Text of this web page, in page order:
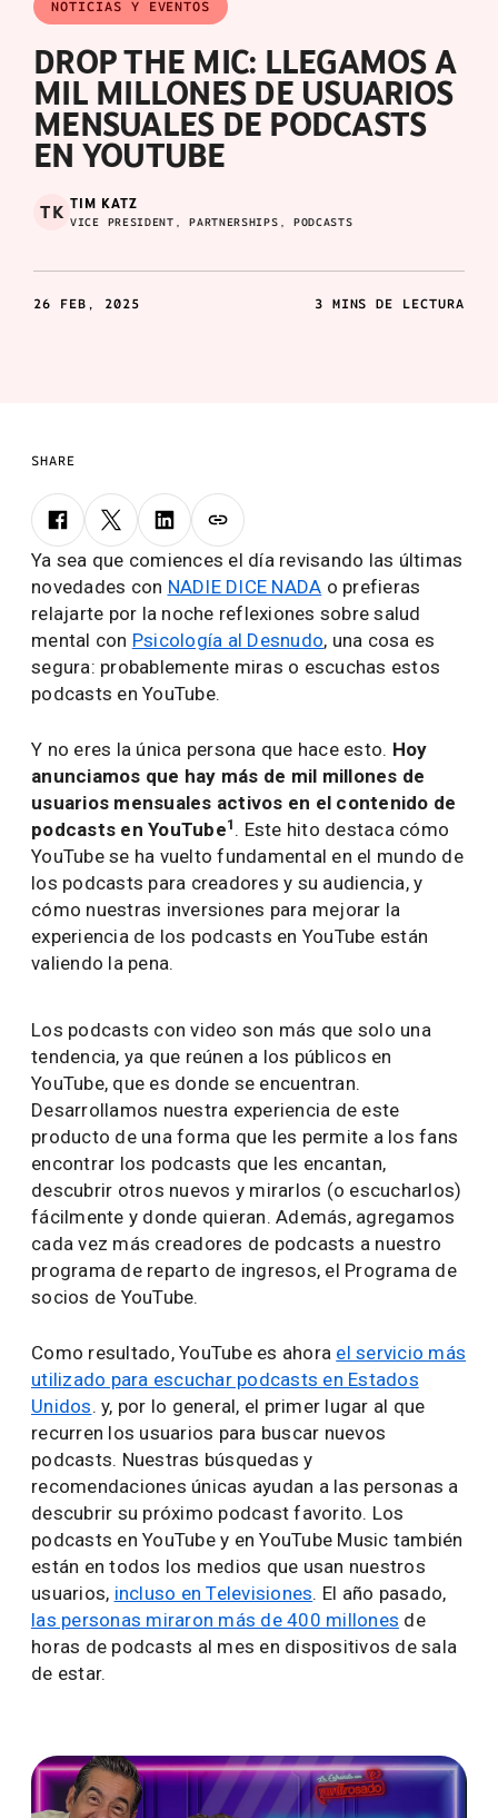
NOTICIAS Y EVENTOS
DROP THE MIC: LLEGAMOS A
MIL MILLONES DE USUARIOS
MENSUALES DE PODCASTS
EN YOUTUBE
TK TIM KATZ
VICE PRESIDENT, PARTNERSHIPS, PODCASTS
26 FEB, 2025 3 MINS DE LECTURA
SHARE
Ya sea que comiences el día revisando las últimas
novedades con NADIE DICE NADA o prefieras
relajarte por la noche reflexiones sobre salud
mental con Psicología al Desnudo, una cosa es
segura: probablemente miras o escuchas estos
podcasts en YouTube.
Y no eres la única persona que hace esto. Hoy
anunciamos que hay más de mil millones de
usuarios mensuales activos en el contenido de
podcasts en YouTube1 . Este hito destaca cómo
YouTube se ha vuelto fundamental en el mundo de
los podcasts para creadores y su audiencia, y
cómo nuestras inversiones para mejorar la
experiencia de los podcasts en YouTube están
valiendo la pena.
Los podcasts con video son más que solo una
tendencia, ya que reúnen a los públicos en
YouTube, que es donde se encuentran.
Desarrollamos nuestra experiencia de este
producto de una forma que les permite a los fans
encontrar los podcasts que les encantan,
descubrir otros nuevos y mirarlos (o escucharlos)
fácilmente y donde quieran. Además, agregamos
cada vez más creadores de podcasts a nuestro
programa de reparto de ingresos, el Programa de
socios de YouTube.
Como resultado, YouTube es ahora el servicio más
utilizado para escuchar podcasts en Estados
Unidos. y, por lo general, el primer lugar al que
recurren los usuarios para buscar nuevos
podcasts. Nuestras búsquedas y
recomendaciones únicas ayudan a las personas a
descubrir su próximo podcast favorito. Los
podcasts en YouTube y en YouTube Music también
están en todos los medios que usan nuestros
usuarios, incluso en Televisiones. El año pasado,
las personas miraron más de 400 millones de
horas de podcasts al mes en dispositivos de sala
de estar.